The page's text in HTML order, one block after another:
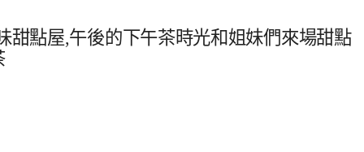
甜點屋,午後的下午茶時光和姐妹們來場甜點